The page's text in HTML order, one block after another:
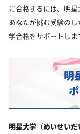
に合格するには、明星
あなたが挑む受験の
学合格をサポートしま
明
明星大学 （めいせいだ